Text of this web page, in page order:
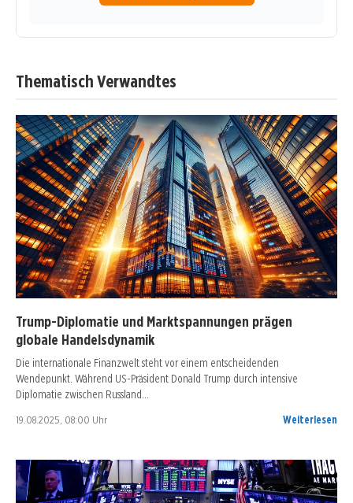
Thematisch Verwandtes
Trump-Diplomatie und Marktspannungen prägen
globale Handelsdynamik
Die internationale Finanzwelt steht vor einem entscheidenden
Wendepunkt. Während US-Präsident Donald Trump durch intensive
Diplomatie zwischen Russland…
19.08.2025, 08:00 Uhr Weiterlesen